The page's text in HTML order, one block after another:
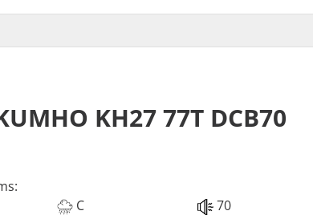
KH27 77T DCB70
C 70